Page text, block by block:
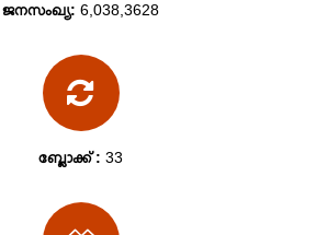
ജനസംഖ്യ: 6,038,3628
ബ്ലോക്ക്‌ : 33